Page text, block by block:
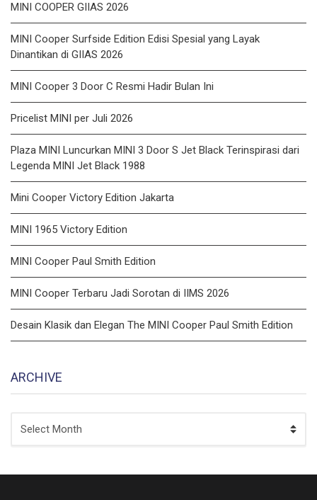
MINI COOPER GIIAS 2026
MINI Cooper Surfside Edition Edisi Spesial yang Layak
Dinantikan di GIIAS 2026
MINI Cooper 3 Door C Resmi Hadir Bulan Ini
Pricelist MINI per Juli 2026
Plaza MINI Luncurkan MINI 3 Door S Jet Black Terinspirasi dari
Legenda MINI Jet Black 1988
Mini Cooper Victory Edition Jakarta
MINI 1965 Victory Edition
MINI Cooper Paul Smith Edition
MINI Cooper Terbaru Jadi Sorotan di IIMS 2026
Desain Klasik dan Elegan The MINI Cooper Paul Smith Edition
ARCHIVE